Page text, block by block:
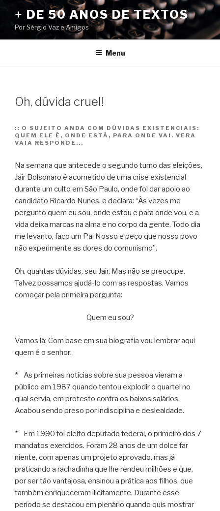
conteúdo
+ DE 50 ANOS DE TEXTOS
Por Sérgio Vaz e Amigos
Menu
Oh, dúvida cruel!
:: O SUJEITO ANDA COM DÚVIDAS EXISTENCIAIS:
QUEM ELE É, ONDE ESTÁ, PARA ONDE VAI. VERA
VAIA RESPONDE...
Na semana que antecede o segundo turno das eleições,
Jair Bolsonaro é acometido de uma crise existencial
durante um culto em São Paulo, onde foi dar apoio ao
candidato Ricardo Nunes, e declara: “Às vezes me
pergunto quem eu sou, onde estou e para onde vou, e a
vida deixa marcas na alma e no corpo da gente. Todo dia
me levanto, faço um Pai Nosso e peço que nosso povo
não experimente as dores do comunismo”.
Oh, quantas dúvidas, seu Jair. Mas não se preocupe.
Talvez possamos ajudá-lo com as respostas. Vamos
começar pela primeira pergunta:
Quem eu sou?
Vamos lá: Com base em sua biografia vou lembrar aqui
quem é o senhor:
* As primeiras notícias sobre sua pessoa vieram a
público em 1987 quando tentou explodir o quartel no
qual servia, em protesto contra os baixos salários.
Acabou sendo preso por indisciplina e deslealdade.
* Em 1990 foi eleito deputado federal, o primeiro dos 7
mandatos exercidos. Foram 28 anos de um dolce far
niente, com apenas um projeto aprovado, mas já
praticando a rachadinha que lhe rendeu milhões e que,
por ser tão vantajosa, ensinou a prática aos filhos, que
também enriqueceram ilicitamente. Durante esse
período se destacou em plenário quando quis mostrar